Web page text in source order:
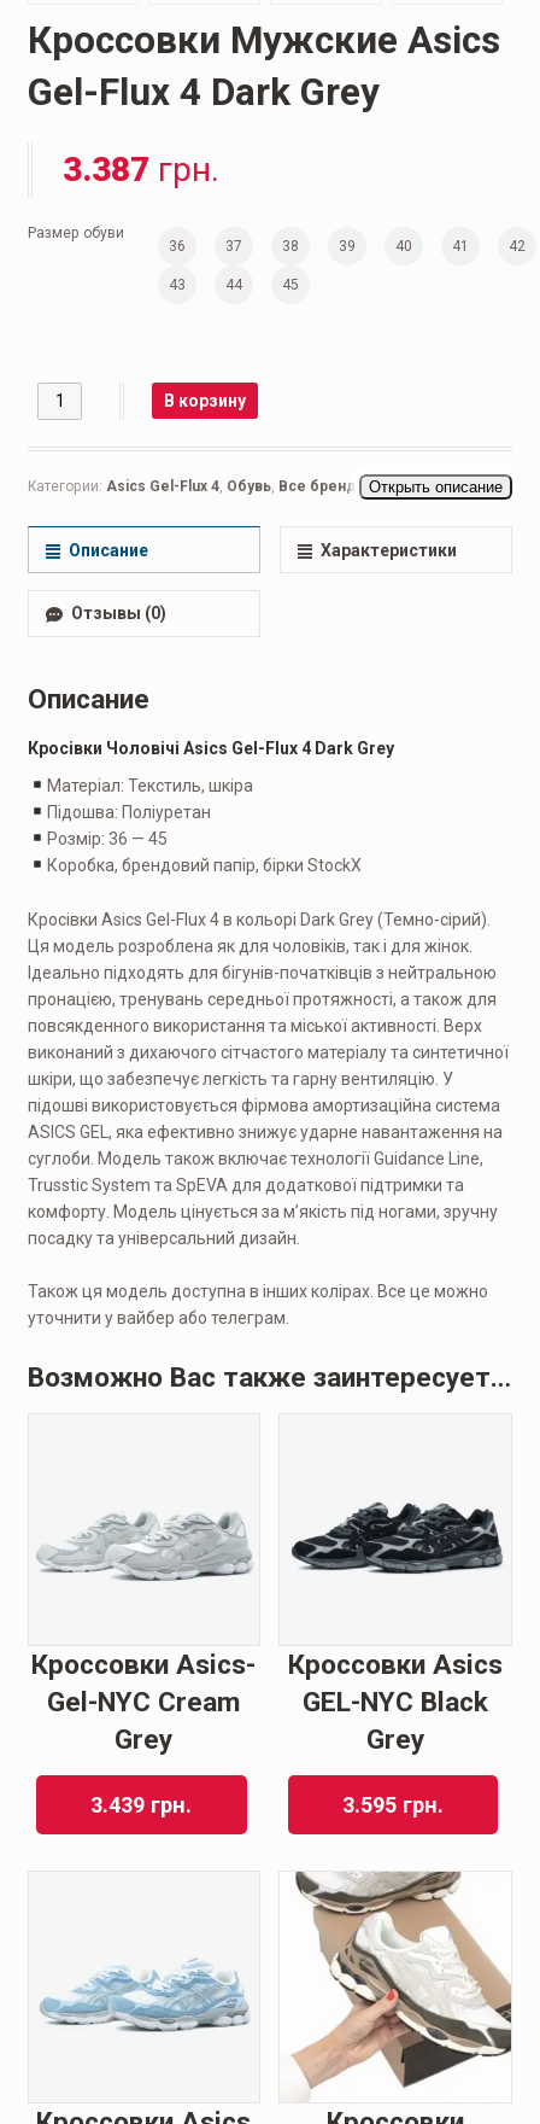
Кроссовки Мужские Asics
Gel-Flux 4 Dark Grey
3.387 грн.
Размер обуви
36 37 38 39 40 41 42
43 44 45
Количество В корзину
Категории: Asics Gel-Flux 4, Обувь, Все бренды ,Мужская обувь,
Открыть описание
Описание Характеристики
Отзывы (0)
Описание
Кросівки Чоловічі Asics Gel-Flux 4 Dark Grey
Матеріал: Текстиль, шкіра
Підошва: Поліуретан
Розмір: 36 — 45
Коробка, брендовий папір, бірки StockX
Кросівки Asics Gel-Flux 4 в кольорі Dark Grey (Темно-сірий).
Ця модель розроблена як для чоловіків, так і для жінок.
Ідеально підходять для бігунів-початківців з нейтральною
пронацією, тренувань середньої протяжності, а також для
повсякденного використання та міської активності. Верх
виконаний з дихаючого сітчастого матеріалу та синтетичної
шкіри, що забезпечує легкість та гарну вентиляцію. У
підошві використовується фірмова амортизаційна система
ASICS GEL, яка ефективно знижує ударне навантаження на
суглоби. Модель також включає технології Guidance Line,
Trusstic System та SpEVA для додаткової підтримки та
комфорту. Модель цінується за м’якість під ногами, зручну
посадку та універсальний дизайн.
Також ця модель доступна в інших колірах. Все це можно
уточнити у вайбер або телеграм.
Возможно Вас также заинтересует…
Кроссовки Asics-
Gel-NYC Cream
Grey
3.439 грн.
Кроссовки Asics
GEL-NYC Black
Grey
3.595 грн.